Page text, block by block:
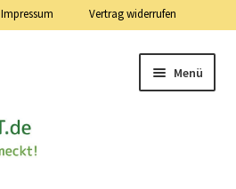
Impressum Vertrag widerrufen
Menü